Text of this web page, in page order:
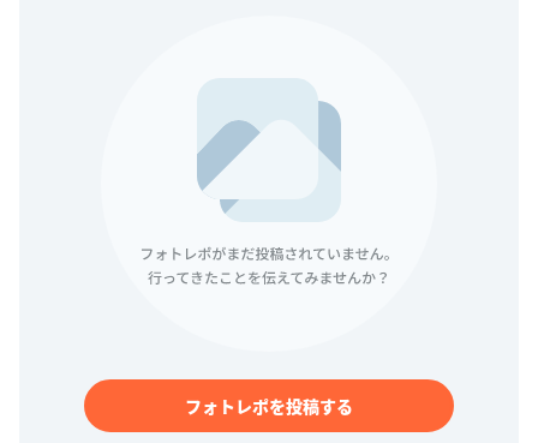
フォトレポを投稿する